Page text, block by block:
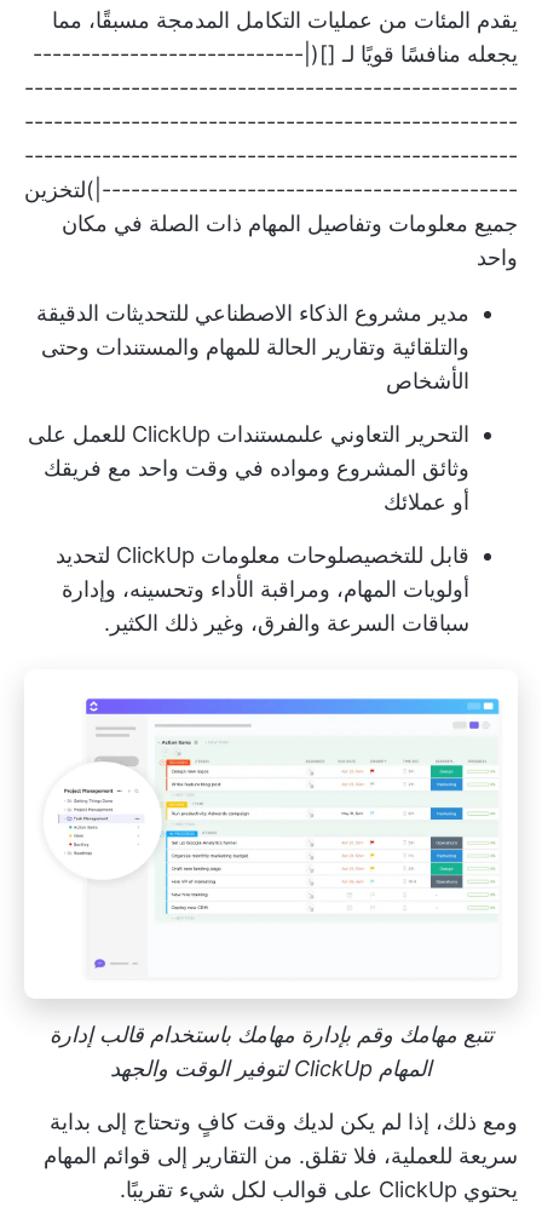
يقدم المئات من عمليات التكامل المدمجة مسبقًا، مما
يجعله منافسًا قويًا لـ [](|----------------------------
---------------------------------------------------
---------------------------------------------------
---------------------------------------------------
-------------------------------------------|)لتخزين
جميع معلومات وتفاصيل المهام ذات الصلة في مكان
واحد
مدير مشروع الذكاء الاصطناعي للتحديثات الدقيقة
والتلقائية وتقارير الحالة للمهام والمستندات وحتى
الأشخاص
التحرير التعاوني علىمستندات ClickUp
للعمل على
وثائق المشروع ومواده في وقت واحد مع فريقك
أو عملائك
قابل للتخصيصلوحات معلومات ClickUp
لتحديد
أولويات المهام، ومراقبة الأداء وتحسينه، وإدارة
سباقات السرعة والفرق، وغير ذلك الكثير.
تتبع مهامك وقم بإدارة مهامك باستخدام قالب إدارة
المهام ClickUp لتوفير الوقت والجهد
ومع ذلك، إذا لم يكن لديك وقت كافٍ وتحتاج إلى بداية
سريعة للعملية، فلا تقلق. من التقارير إلى قوائم المهام
يحتوي ClickUp على قوالب لكل شيء تقريبًا.